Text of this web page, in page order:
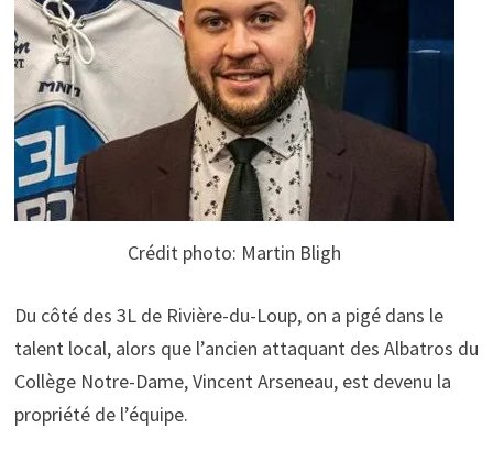
Crédit photo: Martin Bligh
Du côté des 3L de Rivière-du-Loup, on a pigé dans le
talent local, alors que l’ancien attaquant des Albatros du
Collège Notre-Dame, Vincent Arseneau, est devenu la
propriété de l’équipe.